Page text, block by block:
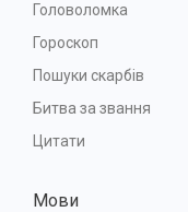
Головоломка
Гороскоп
Пошуки скарбів
Битва за звання
Цитати
Мови